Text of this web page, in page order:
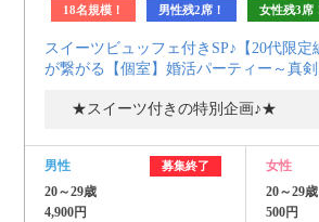
18名規模！ 男性残2席！ 女性残3席
スイーツビュッフェ付きSP♪【20代限
が繋がる【個室】婚活パーティー～真
★スイーツ付きの特別企画♪★
男性 募集終了
20～29歳
4,900円
女性
20～29歳
500円